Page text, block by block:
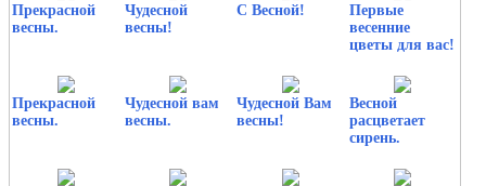
Прекрасной
весны.
Чудесной
весны!
С Весной!
Первые
весенние
цветы для вас!
Прекрасной
весны.
Чудесной вам
весны.
Чудесной Вам
весны!
Весной
расцветает
сирень.